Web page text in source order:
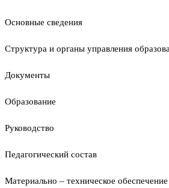
Основные сведения
Структура и органы управления
Документы
Образование
Руководство
Педагогический состав
Материально – техническое